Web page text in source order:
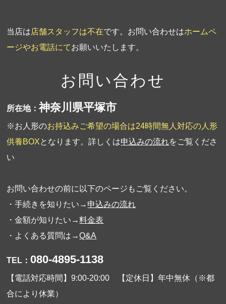
当店は店舗スタッフは不在です。お問い合わせはホームペ
ージやお電話にてお願いいたします。
お問い合わせ
所在地：神奈川県平塚市
※お人形のお持込みご希望の場合は24時間無人対応の人形
供養BOXとなります。詳しくは申込みの流れをご覧くださ
い
お問い合わせの前に以下のページもご覧ください。
・手続きを知りたい→ 申込みの流れ
・金額が知りたい→料金表
・よくある質問は→Q&A
TEL： 080-4895-1138
【電話対応時間】9:00-20:00 【定休日】年中無休（※都
合により休業）